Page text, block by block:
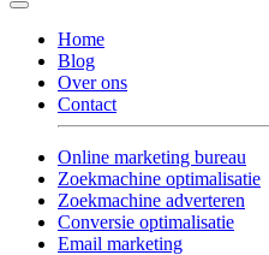
Home
Blog
Over ons
Contact
Online marketing bureau
Zoekmachine optimalisatie
Zoekmachine adverteren
Conversie optimalisatie
Email marketing